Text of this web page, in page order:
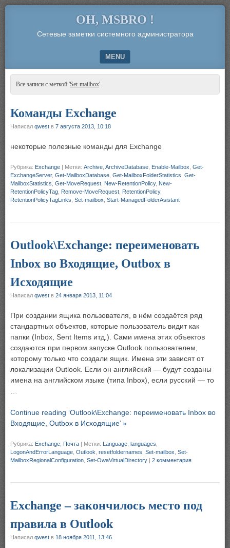
OH, MSBRO !
Сетевые заметки системного администратора
MENU
SKIP TO CONTENT
Все записи с меткой 'Set-mailbox'
Команды Exchange
Написал qwest в 7 августа 2013, 10:18
некоторые полезные команды для Exchange
Рубрика: Exchange | Метки: Archive ArchiveDatabase Enable-Mailbox Get-
ExchangeServer, Get-MailboxDatabase Get-MailboxFolderStatistics Get-
MailboxStatistics Get-MoveRequest New-RetentionPolicy, New-
RetentionPolicyTag Remove-MoveRequest RetentionPolicy,
RetentionPolicyTagLinks Set-mailbox Start-ManagedFolderAsistant
Outlook\Exchange: переименовать
Inbox во Входящие, Outbox в
Исходящие
Написал qwest в 24 января 2013, 11:04
При создании ящика пользователя, в нём создаётся ряд
стандартных объектов, которые пользователь видит как
папки (Inbox, Sent Items итд.). Сами имена этих объектов
создаются при первом запуске Outlook пользователем,
которому только что создали ящик. Имена эти зависят от
локализации Outlook. Если он английский — будут созданы
имена на английском языке (типа Inbox), если русский — то
Continue reading ‘Outlook\Exchange: переименовать Inbox во
Входящие, Outbox в Исходящие’ »
Рубрика: Exchange Почта | Метки: Language languages
LogonAndErrorLanguage Outlook resetfoldernames Set-mailbox Set-
MailboxRegionalConfiguration Set-OwaVirtualDirectory | 2 комментария
Exchange – закончилось место под
правила в Outlook
Написал qwest в 18 ноября 2011, 13:46